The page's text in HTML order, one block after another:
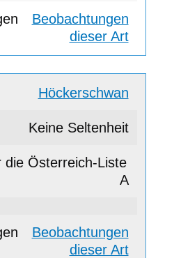
Beobachtungen
dieser Art
Höckerschwan
Keine Seltenheit
A
Beobachtungen
dieser Art